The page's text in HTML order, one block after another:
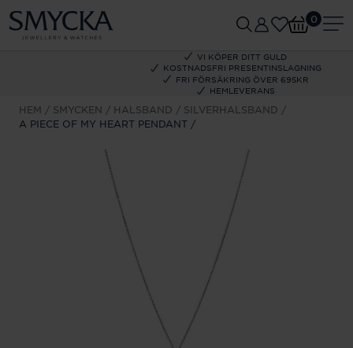
VI KÖPER DITT GULD
KOSTNADSFRI PRESENTINSLAGNING
FRI FÖRSÄKRING ÖVER 695KR
HEMLEVERANS
0
HEM SMYCKEN HALSBAND
SILVERHALSBAND
A PIECE OF MY HEART PENDANT